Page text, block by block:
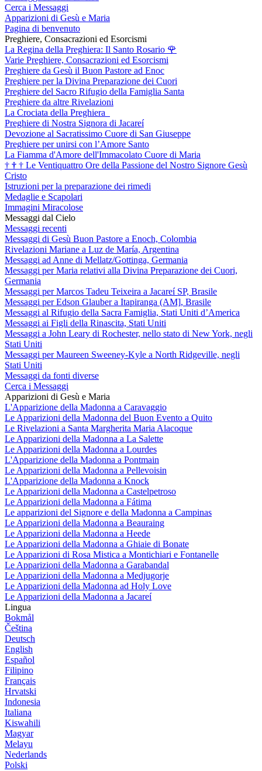
Cerca i Messaggi
Apparizioni di Gesù e Maria
Pagina di benvenuto
Preghiere, Consacrazioni ed Esorcismi
La Regina della Preghiera: Il Santo Rosario 🌹
Varie Preghiere, Consacrazioni ed Esorcismi
Preghiere da Gesù il Buon Pastore ad Enoc
Preghiere per la Divina Preparazione dei Cuori
Preghiere del Sacro Rifugio della Famiglia Santa
Preghiere da altre Rivelazioni
La Crociata della Preghiera
Preghiere di Nostra Signora di Jacareí
Devozione al Sacratissimo Cuore di San Giuseppe
Preghiere per unirsi con l’Amore Santo
La Fiamma d'Amore dell'Immacolato Cuore di Maria
† † † Le Ventiquattro Ore della Passione del Nostro Signore Gesù
Cristo
Istruzioni per la preparazione dei rimedi
Medaglie e Scapolari
Immagini Miracolose
Messaggi dal Cielo
Messaggi recenti
Messaggi di Gesù Buon Pastore a Enoch, Colombia
Rivelazioni Mariane a Luz de María, Argentina
Messaggi ad Anne di Mellatz/Gottinga, Germania
Messaggi per Maria relativi alla Divina Preparazione dei Cuori,
Germania
Messaggi per Marcos Tadeu Teixeira a Jacareí SP, Brasile
Messaggi per Edson Glauber a Itapiranga (AM], Brasile
Messaggi al Rifugio della Sacra Famiglia, Stati Uniti d’America
Messaggi ai Figli della Rinascita, Stati Uniti
Messaggi a John Leary di Rochester, nello stato di New York, negli
Stati Uniti
Messaggi per Maureen Sweeney-Kyle a North Ridgeville, negli
Stati Uniti
Messaggi da fonti diverse
Cerca i Messaggi
Apparizioni di Gesù e Maria
L'Apparizione della Madonna a Caravaggio
Le Apparizioni della Madonna del Buon Evento a Quito
Le Rivelazioni a Santa Margherita Maria Alacoque
Le Apparizioni della Madonna a La Salette
Le Apparizioni della Madonna a Lourdes
L'Apparizione della Madonna a Pontmain
Le Apparizioni della Madonna a Pellevoisin
L'Apparizione della Madonna a Knock
Le Apparizioni della Madonna a Castelpetroso
Le Apparizioni della Madonna a Fátima
Le apparizioni del Signore e della Madonna a Campinas
Le Apparizioni della Madonna a Beauraing
Le Apparizioni della Madonna a Heede
Le Apparizioni della Madonna a Ghiaie di Bonate
Le Apparizioni di Rosa Mistica a Montichiari e Fontanelle
Le Apparizioni della Madonna a Garabandal
Le Apparizioni della Madonna a Medjugorje
Le Apparizioni della Madonna ad Holy Love
Le Apparizioni della Madonna a Jacareí
Lingua
Bokmål
Čeština
Deutsch
English
Español
Filipino
Français
Hrvatski
Indonesia
Italiana
Kiswahili
Magyar
Melayu
Nederlands
Polski